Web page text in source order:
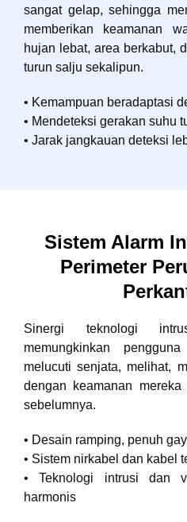
sangat gelap, sehingga
memberikan keamanan
hujan lebat, area berkabut,
turun salju sekalipun.
• Kemampuan beradaptasi
• Mendeteksi gerakan suhu
• Jarak jangkauan deteksi
Sistem Alarm
Perimeter
Sinergi teknologi
memungkinkan
melucuti senjata, melihat,
dengan keamanan
sebelumnya.
• Desain ramping, penuh
• Sistem nirkabel dan kabel
• Teknologi intrusi dan
harmonis